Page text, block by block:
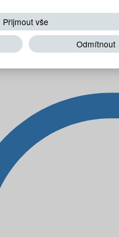
Přijmout vše
Odmítnout